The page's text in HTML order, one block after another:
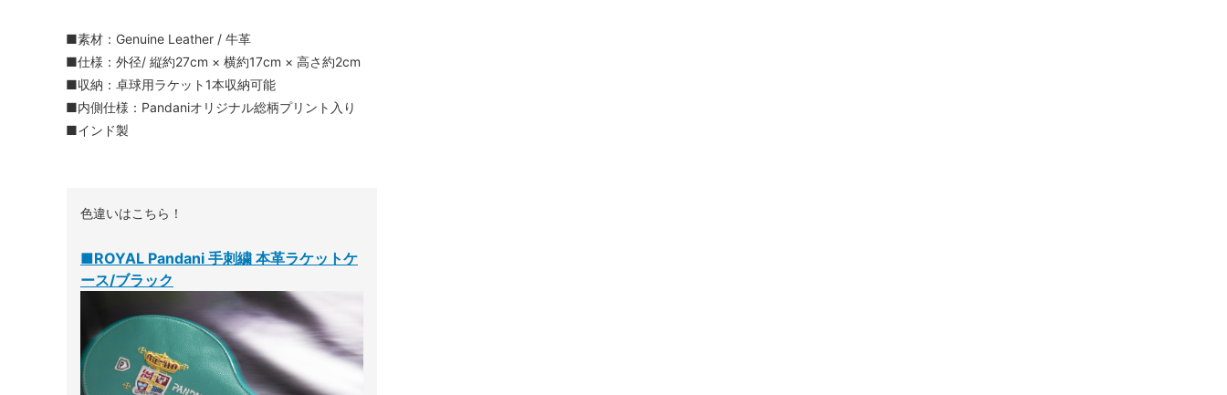
■素材：Genuine Leather / 牛革
■仕様：外径/ 縦約27cm × 横約17cm × 高さ約2cm
■収納：卓球用ラケット1本収納可能
■内側仕様：Pandaniオリジナル総柄プリント入り
■インド製
色違いはこちら！
■ROYAL Pandani 手刺繍 本革ラケットケ
ース/ブラック